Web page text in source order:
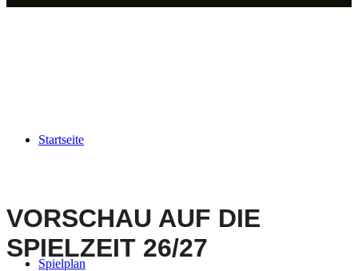
Startseite
Spielplan
VORSCHAU AUF DIE
SPIELZEIT 26/27